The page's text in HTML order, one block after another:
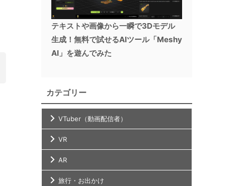
テキストや画像から一瞬で3Dモデル
生成！無料で試せるAIツール「Meshy
AI」を遊んでみた
カテゴリー
VTuber（動画配信者）
VR
AR
旅行・お出かけ